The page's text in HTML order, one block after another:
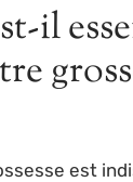
il
est